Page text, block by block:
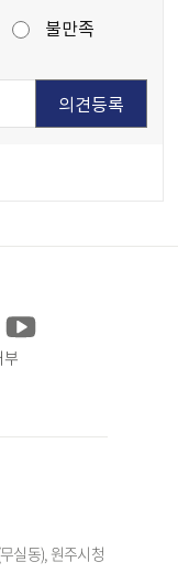
불만족
실동), 원주시청